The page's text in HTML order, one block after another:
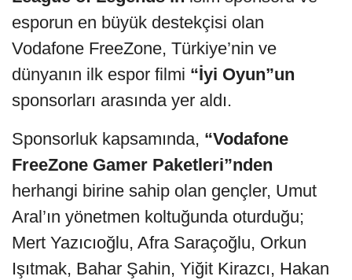
esporun en büyük destekçisi olan
Vodafone FreeZone, Türkiye’nin ve
dünyanın ilk espor filmi “İyi Oyun”un
sponsorları arasında yer aldı.
Sponsorluk kapsamında, “Vodafone
FreeZone Gamer Paketleri”nden
herhangi birine sahip olan gençler, Umut
Aral’ın yönetmen koltuğunda oturduğu;
Mert Yazıcıoğlu, Afra Saraçoğlu, Orkun
Işıtmak, Bahar Şahin, Yiğit Kirazcı, Hakan